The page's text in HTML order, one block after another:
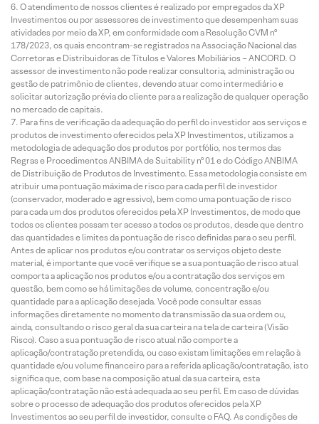
O atendimento de nossos clientes é realizado por empregados da XP
Investimentos ou por assessores de investimento que desempenham suas
atividades por meio da XP, em conformidade com a Resolução CVM nº
178/2023, os quais encontram-se registrados na Associação Nacional das
Corretoras e Distribuidoras de Títulos e Valores Mobiliários – ANCORD. O
assessor de investimento não pode realizar consultoria, administração ou
gestão de patrimônio de clientes, devendo atuar como intermediário e
solicitar autorização prévia do cliente para a realização de qualquer operação
no mercado de capitais.
Para fins de verificação da adequação do perfil do investidor aos serviços e
produtos de investimento oferecidos pela XP Investimentos, utilizamos a
metodologia de adequação dos produtos por portfólio, nos termos das
Regras e Procedimentos ANBIMA de Suitability nº 01 e do Código ANBIMA
de Distribuição de Produtos de Investimento. Essa metodologia consiste em
atribuir uma pontuação máxima de risco para cada perfil de investidor
(conservador, moderado e agressivo), bem como uma pontuação de risco
para cada um dos produtos oferecidos pela XP Investimentos, de modo que
todos os clientes possam ter acesso a todos os produtos, desde que dentro
das quantidades e limites da pontuação de risco definidas para o seu perfil.
Antes de aplicar nos produtos e/ou contratar os serviços objeto deste
material, é importante que você verifique se a sua pontuação de risco atual
comporta a aplicação nos produtos e/ou a contratação dos serviços em
questão, bem como se há limitações de volume, concentração e/ou
quantidade para a aplicação desejada. Você pode consultar essas
informações diretamente no momento da transmissão da sua ordem ou,
ainda, consultando o risco geral da sua carteira na tela de carteira (Visão
Risco). Caso a sua pontuação de risco atual não comporte a
aplicação/contratação pretendida, ou caso existam limitações em relação à
quantidade e/ou volume financeiro para a referida aplicação/contratação, isto
significa que, com base na composição atual da sua carteira, esta
aplicação/contratação não está adequada ao seu perfil. Em caso de dúvidas
sobre o processo de adequação dos produtos oferecidos pela XP
Investimentos ao seu perfil de investidor, consulte o FAQ. As condições de